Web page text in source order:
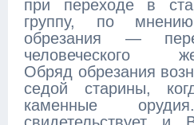
при переходе в
группу, по
обрезания —
человеческого
Обряд обрезания
седой старины,
каменные